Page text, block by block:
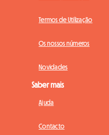
Termos de Utilização
Os nossos números
Novidades
Saber mais
Ajuda
Contacto